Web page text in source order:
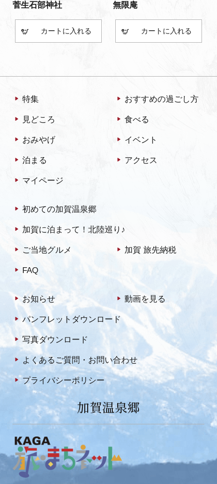
菅生石部神社
カート
無限庵
カート
特集 おすすめの過ごし方
見どころ 食べる
おみやげ イベント
泊まる アクセス
マイページ
初めての加賀温泉郷
加賀に泊まって！北陸巡り♪
ご当地グルメ 加賀 旅先納税
FAQ
お知らせ 動画を見る
パンフレットダウンロード
写真ダウンロード
よくあるご質問・お問い合わせ
プライバシーポリシー
加賀温泉郷